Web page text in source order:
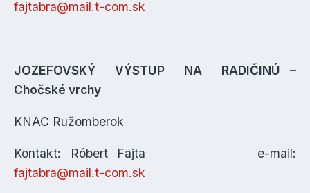
fajtabra@mail.t-com.sk
JOZEFOVSKÝ VÝSTUP NA RADIČINÚ –
Chočské vrchy
KNAC Ružomberok
Kontakt: Róbert Fajta e-mail:
fajtabra@mail.t-com.sk